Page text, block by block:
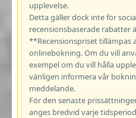
upplevelse.
Detta gäller dock inte för
recensionsbaserade rabatter
**Recensionspriset tillämpas
onlinebokning. Om du vill
exempel om du vill hålla
vänligen informera vår
meddelande.
För den senaste
anges bredvid varje